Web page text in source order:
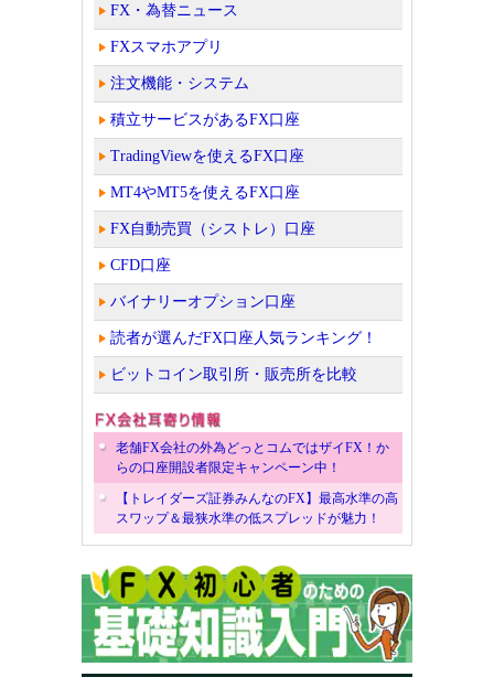
FX・為替ニュース
FXスマホアプリ
注文機能・システム
積立サービスがあるFX口座
TradingViewを使えるFX口座
MT4やMT5を使えるFX口座
FX自動売買（シストレ）口座
CFD口座
バイナリーオプション口座
読者が選んだFX口座人気ランキング！
ビットコイン取引所・販売所を比較
老舗FX会社の外為どっとコムではザイFX！か
らの口座開設者限定キャンペーン中！
【トレイダーズ証券みんなのFX】最高水準の高
スワップ＆最狭水準の低スプレッドが魅力！